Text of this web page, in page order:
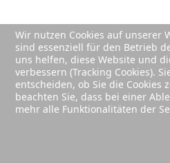
Wir nutzen Cookies auf unserer
sind essenziell für den Betrieb
uns helfen, diese Website und
verbessern (Tracking Cookies).
entscheiden, ob Sie die Cookies
beachten Sie, dass bei einer
mehr alle Funktionalitäten der